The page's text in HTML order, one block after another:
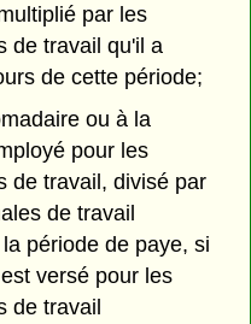
par les
de travail qu'il a
de cette période;
ou à la
pour les
de travail, divisé par
de travail
période de paye, si
versé pour les
de travail